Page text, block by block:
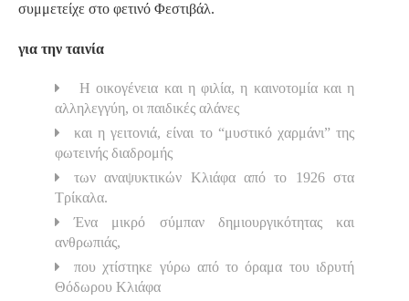
συμμετείχε στο φετινό Φεστιβάλ.
για την ταινία
Η οικογένεια και η φιλία, η καινοτομία και η
αλληλεγγύη, οι παιδικές αλάνες
και η γειτονιά, είναι το “μυστικό χαρμάνι” της
φωτεινής διαδρομής
των αναψυκτικών Κλιάφα από το 1926 στα
Τρίκαλα.
Ένα μικρό σύμπαν δημιουργικότητας και
ανθρωπιάς,
που χτίστηκε γύρω από το όραμα του ιδρυτή
Θόδωρου Κλιάφα